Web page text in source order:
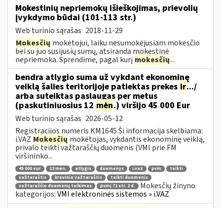
Mokestinių nepriemokų išieškojimas, prievolių
įvykdymo būdai (101-113 str.)
Web turinio sąrašas 2018-11-29
Mokesčių mokėtojui, laiku nesumokėjusiam mokesčio
bei su juo susijusių sumų, atsiranda mokestinė
nepriemoka. Sprendime, pagal kurį mokesčių...
bendra atlygio suma už vykdant ekonominę
veiklą šalies teritorijoje patiektas prekes ir.../
arba suteiktas paslaugas per metus
(paskutiniuosius 12 mėn.) viršijo 45 000 Eur
Web turinio sąrašas 2026-05-12
Registracijos numeris KM1645 Ši informacija skelbiama:
i.VAZ Mokesčių mokėtojas, vykdantis ekonominę veiklą,
privalo teikti važtaraščių duomenis (VMI prie FM
viršininko...
45 000 eur 12 mėn. atlygis duomenys i.vaz pvm
teikti
važtaraštis
krovinio važtaraštis
teikti duomenis
važtaraščio duomenų teikimas
pvmį 71 str. 2 d.
Mokesčių žinyno
kategorijos:VMI elektroninės sistemos » i.VAZ